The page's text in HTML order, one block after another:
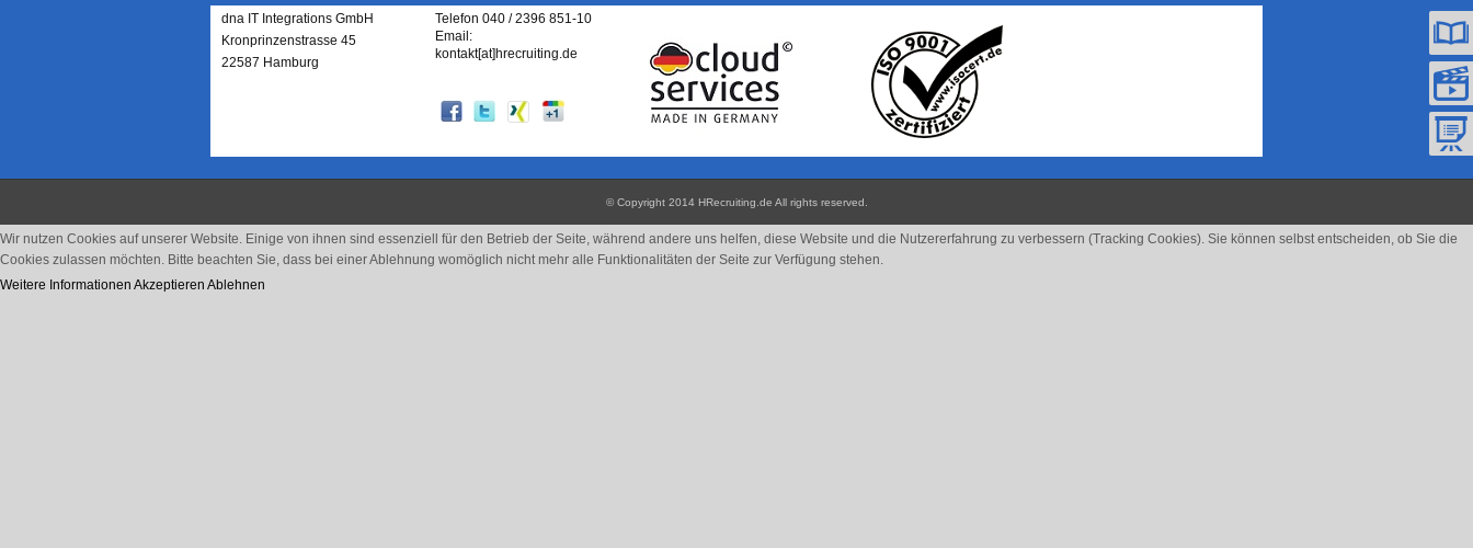
dna IT Integrations GmbH
Kronprinzenstrasse 45
22587 Hamburg
Telefon 040 / 2396 851-10
Email:
kontakt[at]hrecruiting.de
© Copyright 2014 HRecruiting.de All rights reserved
Wir nutzen Cookies auf unserer Website. Einige von ihnen sind essenziell für den Betrieb der Seite, während andere uns helfen, diese Website und die Nutzererfahrung zu verbessern (Tracking Cookies). Sie können selbst entscheiden, ob Sie die
Cookies zulassen möchten. Bitte beachten Sie, dass bei einer Ablehnung womöglich nicht mehr alle Funktionalitäten der Seite zur Verfügung stehen.
Weitere Informationen Akzeptieren Ablehnen